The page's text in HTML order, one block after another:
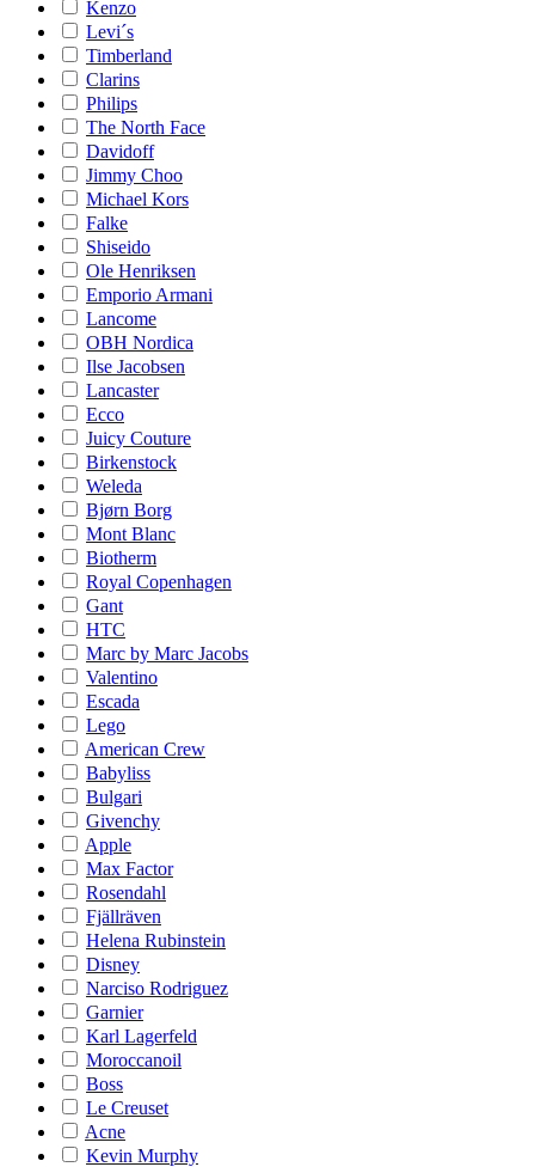
Kenzo
Levi´s
Timberland
Clarins
Philips
The North Face
Davidoff
Jimmy Choo
Michael Kors
Falke
Shiseido
Ole Henriksen
Emporio Armani
Lancome
OBH Nordica
Ilse Jacobsen
Lancaster
Ecco
Juicy Couture
Birkenstock
Weleda
Bjørn Borg
Mont Blanc
Biotherm
Royal Copenhagen
Gant
HTC
Marc by Marc Jacobs
Valentino
Escada
Lego
American Crew
Babyliss
Bulgari
Givenchy
Apple
Max Factor
Rosendahl
Fjällräven
Helena Rubinstein
Disney
Narciso Rodriguez
Garnier
Karl Lagerfeld
Moroccanoil
Boss
Le Creuset
Acne
Kevin Murphy